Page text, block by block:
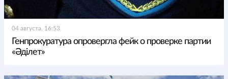
04 августа, 16:53
Генпрокуратура опровергла фейк о проверке партии
«Әділет»